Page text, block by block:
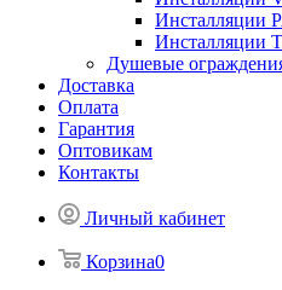
Инсталляции
Инсталляции
Душевые
Доставка
Оплата
Гарантия
Оптовикам
Контакты
Личный кабинет
Корзина0